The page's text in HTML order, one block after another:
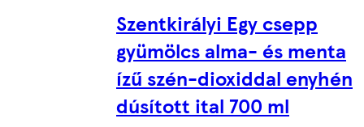
Szentkirályi Egy csepp
gyümölcs alma- és menta
ízű szén-dioxiddal enyhén
dúsított ital 700 ml